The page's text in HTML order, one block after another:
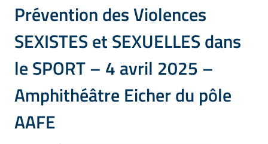
Prévention des Violences
SEXISTES et SEXUELLES dans
le SPORT – 4 avril 2025 –
Amphithéâtre Eicher du pôle
AAFE